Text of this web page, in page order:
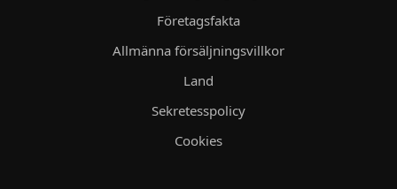
Företagsfakta
Allmänna försäljningsvillkor
Land
Sekretesspolicy
Cookies